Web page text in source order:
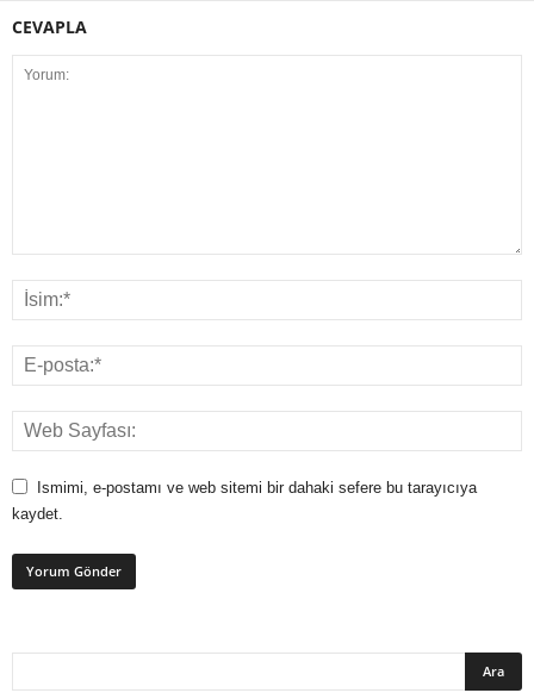
CEVAPLA
Ismimi, e-postamı ve web sitemi bir dahaki sefere bu tarayıcıya
kaydet.